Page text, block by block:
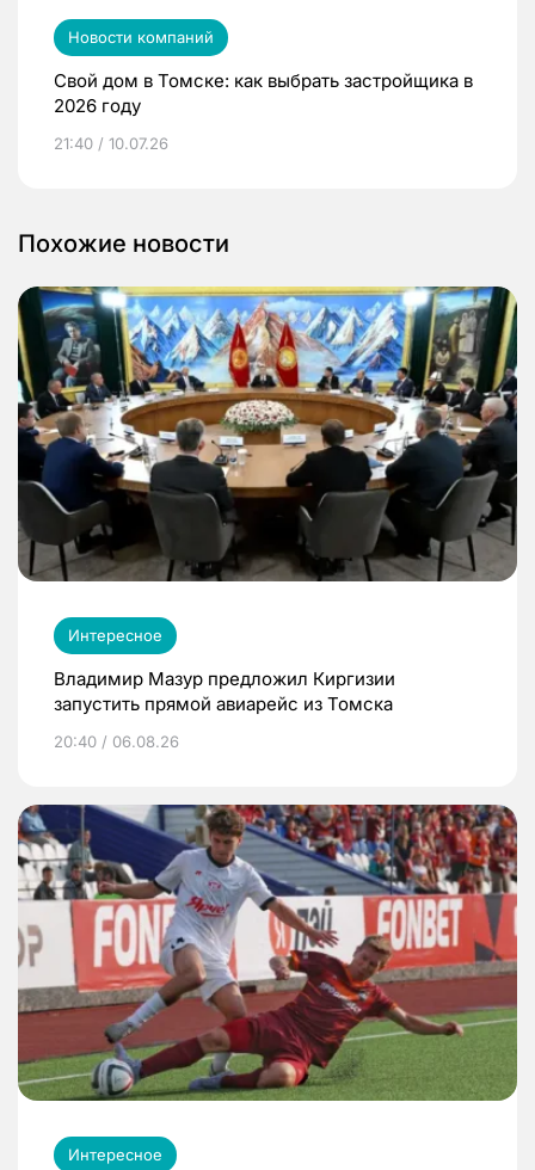
Новости компаний
Свой дом в Томске: как выбрать застройщика в
2026 году
21:40 / 10.07.26
Похожие новости
Интересное
Владимир Мазур предложил Киргизии
запустить прямой авиарейс из Томска
20:40 / 06.08.26
Интересное